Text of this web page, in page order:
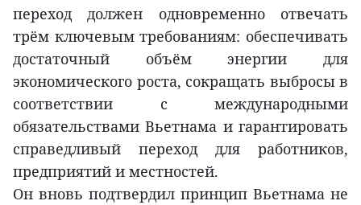
переход должен одновременно отвечать
трём ключевым требованиям: обеспечивать
достаточный объём энергии для
экономического роста, сокращать выбросы в
соответствии с международными
обязательствами Вьетнама и гарантировать
справедливый переход для работников,
предприятий и местностей.
Он вновь подтвердил принцип Вьетнама не